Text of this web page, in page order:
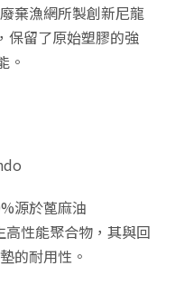
棄漁網所製創新尼龍
保留了原始塑膠的強
。
源於蓖麻油
性能聚合物，其與回
的耐用性。